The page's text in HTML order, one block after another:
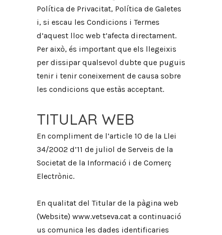
Política de Privacitat, Política de Galetes
i, si escau les Condicions i Termes
d’aquest lloc web t’afecta directament.
Per això, és important que els llegeixis
per dissipar qualsevol dubte que puguis
tenir i tenir coneixement de causa sobre
les condicions que estàs acceptant.
TITULAR WEB
En compliment de l’article 10 de la Llei
34/2002 d’11 de juliol de Serveis de la
Societat de la Informació i de Comerç
Electrònic.
En qualitat del Titular de la pàgina web
(Website) www.vetseva.cat a continuació
us comunica les dades identificaries